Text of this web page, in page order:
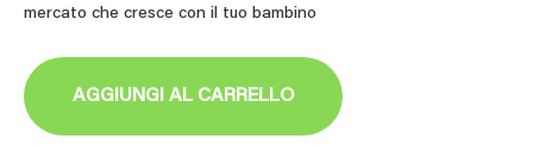
mercato che cresce con il tuo bambino
AGGIUNGI AL CARRELLO